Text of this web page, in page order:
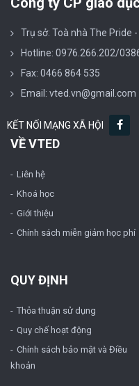
Trụ sở: Toà nhà The Pride
Hotline: 0976.266.202/
Fax: 0466 864 535
Email: vted.vn@gmail.com
KẾT NỐI MẠNG XÃ HỘI
VỀ VTED
Liên hệ
Khoá học
Giới thiệu
Chính sách miễn giảm học phí
QUY ĐỊNH
Thỏa thuận sử dụng
Quy chế hoạt động
Chính sách bảo mật và Điều
khoản